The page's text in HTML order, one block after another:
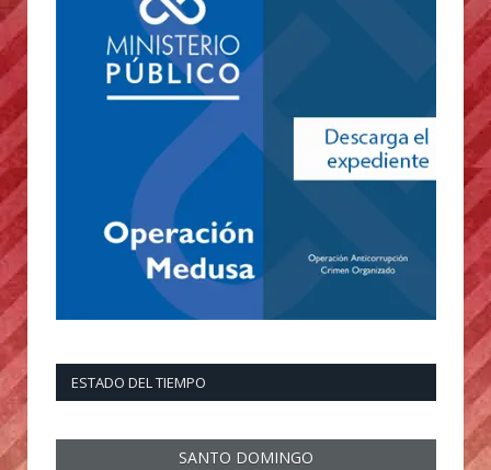
ESTADO DEL TIEMPO
SANTO DOMINGO